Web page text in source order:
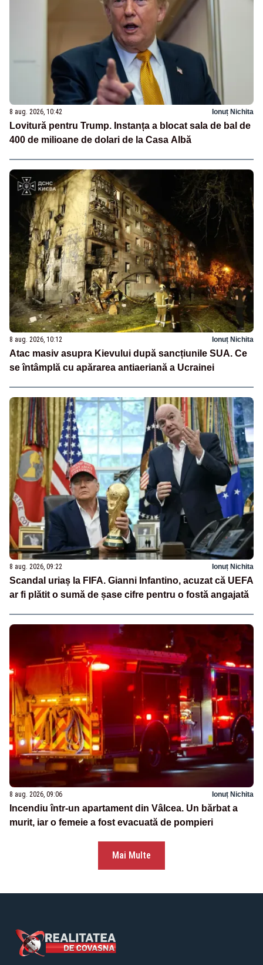
8 aug. 2026, 10:42 Ionuț Nichita
Lovitură pentru Trump. Instanța a blocat sala de bal de
400 de milioane de dolari de la Casa Albă
8 aug. 2026, 10:12 Ionuț Nichita
Atac masiv asupra Kievului după sancțiunile SUA. Ce
se întâmplă cu apărarea antiaeriană a Ucrainei
8 aug. 2026, 09:22 Ionuț Nichita
Scandal uriaș la FIFA. Gianni Infantino, acuzat că UEFA
ar fi plătit o sumă de șase cifre pentru o fostă angajată
8 aug. 2026, 09:06 Ionuț Nichita
Incendiu într-un apartament din Vâlcea. Un bărbat a
murit, iar o femeie a fost evacuată de pompieri
Mai Multe